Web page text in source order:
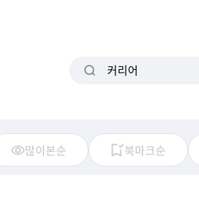
많이본순 북마크순